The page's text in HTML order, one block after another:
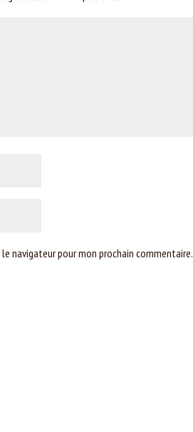
navigateur pour mon prochain commentaire.